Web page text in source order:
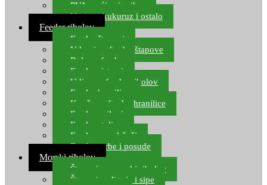
PVA vrećice i pribor
Umjetni kukuruz i ostalo
Feeder ribolov
Feeder štapovi
Vrhovi za feeder štapove
Role za feeder
Feeder sistemi
Udice za feeder ribolov
Feeder hranilice
Kopče za feeder hranilice
Feeder najloni
Feeder stolice
Feeder arm držači
Feeder torbe i posude
Morski ribolov
Štapovi za morski ribolov
Štapovi za lignje i sipe